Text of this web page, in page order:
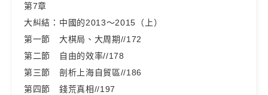
第7章
大糾結：中國的2013～2015（上）
第一節 大棋局、大周期//172
第二節 自由的效率//178
第三節 剖析上海自貿區//186
第四節 錢荒真相//197